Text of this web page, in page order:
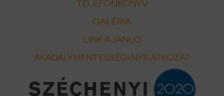
TELEFONKÖNYV
GALÉRIA
LINK AJÁNLÓ
AKADÁLYMENTESSÉGI NYILATKOZAT